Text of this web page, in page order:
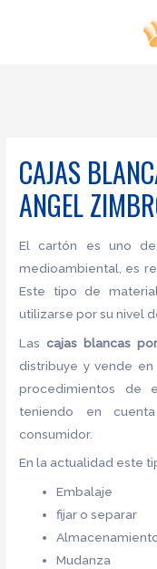
CAJAS
ANGEL
El cartón es uno
medioambiental, es
Este tipo de
utilizarse por su nivel
Lascajas blancas
distribuye y vende
procedimientos de
teniendo en
consumidor.
En la actualidad este
Embalaje
fijar o separar
Mudanza